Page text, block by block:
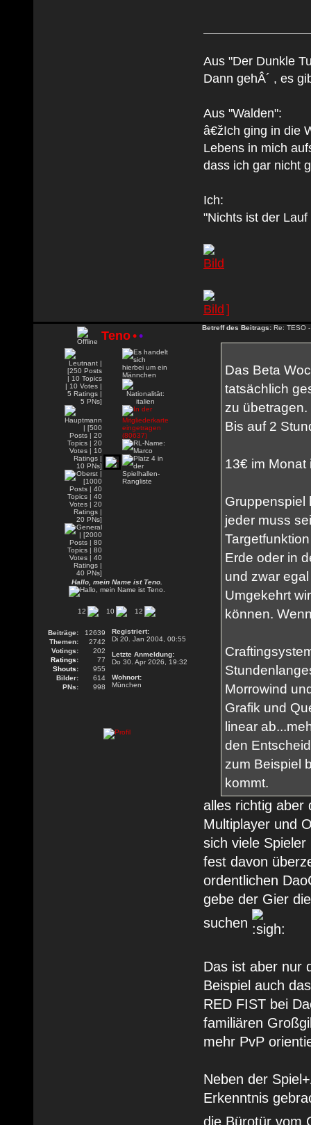
Aus "Der Dunkle
Dann gehÂ´ , es
Aus "Walden":
â€žIch ging in die
Lebens in mich
dass ich gar nicht
Ich:
"Nichts ist der
]
Teno••
Hallo, mein Name ist Teno.
12 10 12
Beiträge:
12639
Themen:
2742
Votings:
202
Ratings:
77
Shouts:
955
Bilder:
614
PNs:
998
Registriert:
Di 20. Jan 2004, 00:55
Letzte Anmeldung:
Do 30. Apr 2026, 19:32
Wohnort:
München
Betreff des Beitrags: Re: TESO
Das Beta
tatsächlich
zu übetragen.
Bis auf 2
13€ im Monat
Gruppenspiel
jeder muss
Erde oder in
und zwar
Umgekehrt
können.
Morrowind
Grafik und
linear
den
zum Beispiel
kommt.
alles richtig aber
Multiplayer und
sich viele
fest davon
ordentlichen
gebe der Gier
suchen
Das ist aber nur
Beispiel auch
RED FIST bei
familiären
mehr PvP
Neben der
Erkenntnis
die Bürotür vom